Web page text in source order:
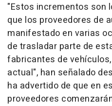
"Estos incrementos son
que los proveedores de
manifestado en varias
de trasladar parte de
fabricantes de
actual", han señalado
ha advertido de que en
proveedores